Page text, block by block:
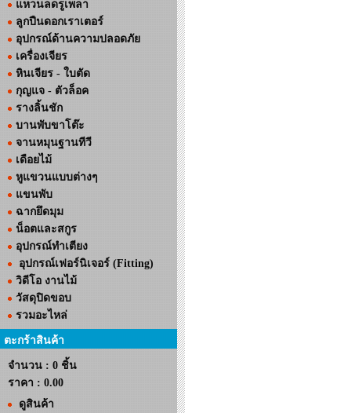
แหวนลดรูเพลา
ลูกปืนดอกเราเตอร์
อุปกรณ์ด้านความปลอดภัย
เครื่องเจียร
หินเจียร - ใบตัด
กุญแจ - ตัวล็อค
รางลิ้นชัก
บานพับขาโต๊ะ
จานหมุนฐานทีวี
เดือยไม้
หูแขวนแบบต่างๆ
แขนพับ
ฉากยึดมุม
น็อตและสกูร
อุปกรณ์ทำเตียง
อุปกรณ์เฟอร์นิเจอร์ (Fitting)
วิดีโอ งานไม้
วัสดุปิดขอบ
รวมอะไหล่
ตะกร้าสินค้า
จำนวน : 0 ชิ้น
ราคา : 0.00
ดูสินค้า